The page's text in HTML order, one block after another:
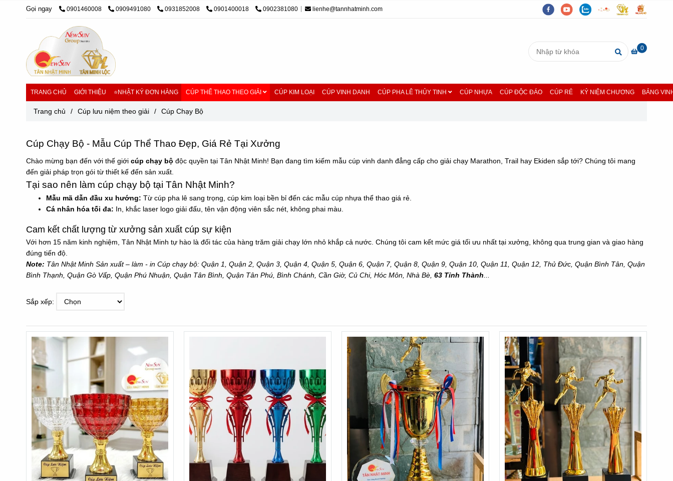
Gọi ngay 0901460008 0909491080 0931852008 0901400018 0902381080 lienhe@tannhatminh.com
0
TRANG CHỦ GIỚI THIỆU ⭐NHẬT KÝ ĐƠN HÀNG CÚP THỂ THAO THEO GIẢI CÚP KIM LOẠI CÚP VINH DANH CÚP PHA LÊ THỦY TINH CÚP NHỰA CÚP ĐỘC ĐÁO CÚP RẺ KỶ NIỆM CHƯƠNG BẢNG
Trang chủ / Cúp lưu niệm theo giải / Cúp Chạy Bộ
Cúp Chạy Bộ - Mẫu Cúp Thể Thao Đẹp, Giá Rẻ Tại Xưởng
Chào mừng bạn đến với thế giới cúp chạy bộ độc quyền tại Tân Nhật Minh! Bạn đang tìm kiếm mẫu cúp vinh danh đẳng cấp cho giải chạy Marathon, Trail hay Ekiden sắp tới? Chúng tôi mang
đến giải pháp trọn gói từ thiết kế đến sản xuất.
Tại sao nên làm cúp chạy bộ tại Tân Nhật Minh?
Mẫu mã dẫn đầu xu hướng: Từ cúp pha lê sang trọng, cúp kim loại bền bỉ đến các mẫu cúp nhựa thể thao giá rẻ.
Cá nhân hóa tối đa: In, khắc laser logo giải đấu, tên vận động viên sắc nét, không phai màu.
Cam kết chất lượng từ xưởng sản xuất cúp sự kiện
Với hơn 15 năm kinh nghiệm, Tân Nhật Minh tự hào là đối tác của hàng trăm giải chạy lớn nhỏ khắp cả nước. Chúng tôi cam kết mức giá tối ưu nhất tại xưởng, không qua trung gian và giao hàng
đúng tiến độ.
Note: Tân Nhật Minh Sản xuất – làm - in Cúp chạy bộ: Quận 1, Quận 2, Quận 3, Quận 4, Quận 5, Quận 6, Quận 7, Quận 8, Quận 9, Quận 10, Quận 11, Quận 12, Thủ Đức, Quận Bình Tân, Quận
Bình Thạnh, Quận Gò Vấp, Quận Phú Nhuận, Quận Tân Bình, Quận Tân Phú, Bình Chánh, Cần Giờ, Củ Chi, Hóc Môn, Nhà Bè, 63 Tỉnh Thành
Sắp xếp: